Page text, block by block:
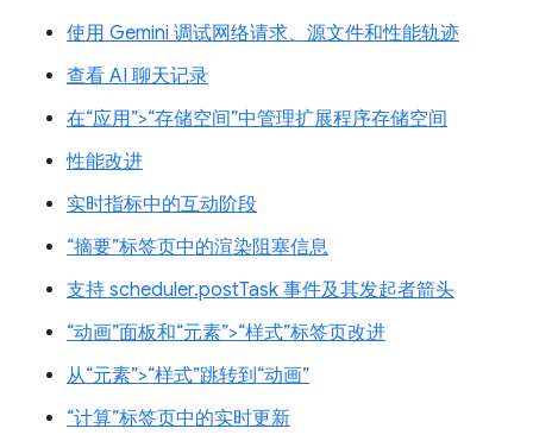
使用 Gemini 调试网络请求、源文件和性能轨迹
查看 AI 聊天记录
在“应用”>“存储空间”中管理扩展程序存储空间
性能改进
实时指标中的互动阶段
“摘要”标签页中的渲染阻塞信息
支持 scheduler.postTask 事件及其发起者箭头
“动画”面板和“元素”>“样式”标签页改进
从“元素”>“样式”跳转到“动画”
“计算”标签页中的实时更新